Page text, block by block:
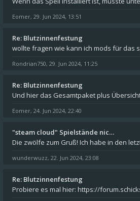
Eomer, 29. Jun 2024, 13:51
Re: Blutzinnenfestung
Rondrian750, 29. Jun 2024, 11:25
Re: Blutzinnenfestung
Eomer, 24. Jun 2024, 22:40
"steam cloud" Spielstände nic…
wunderwuzz, 22. Jun 2024, 23:08
Re: Blutzinnenfestung